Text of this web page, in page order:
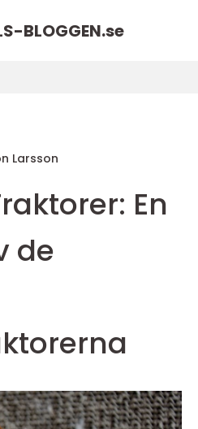
BLOGGEN.se
Larsson
En
de